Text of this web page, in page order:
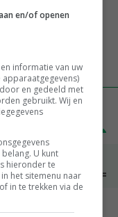
€ 1,09~
€ 1,11
en/of openen
informatie van uw
en gedeeld met
gebruikt. Wij en
U kunt
hieronder te
het sitemenu naar
in te trekken via de